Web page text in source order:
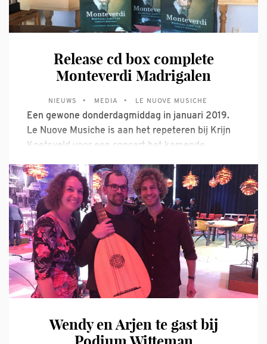
Release cd box complete
Monteverdi Madrigalen
NIEUWS MEDIA LE NUOVE MUSICHE
Een gewone donderdagmiddag in januari 2019.
Le Nuove Musiche is aan het repeteren bij Krijn
Koetsveld voor een concert het komende
verzonken als we waren in de muziek. Toch maar
open doen. Vijf grote dozen worden er uit een
vrachtwagen geladen. Als ik
Wendy en Arjen te gast bij